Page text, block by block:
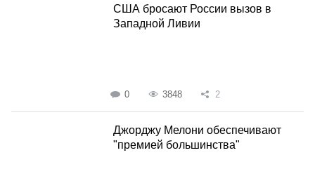
США бросают России вызов в
Западной Ливии
0 3848 2
Джорджу Мелони обеспечивают
"премией большинства"